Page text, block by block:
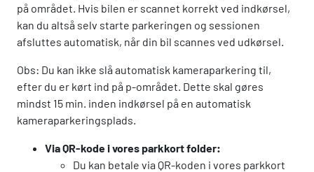
på området. Hvis bilen er scannet korrekt ved indkørsel,
kan du altså selv starte parkeringen og sessionen
afsluttes automatisk, når din bil scannes ved udkørsel.
Obs: Du kan ikke slå automatisk kameraparkering til,
efter du er kørt ind på p-området. Dette skal gøres
mindst 15 min. inden indkørsel på en automatisk
kameraparkeringsplads.
Via QR-kode i vores parkkort folder:
Du kan betale via QR-koden i vores parkkort